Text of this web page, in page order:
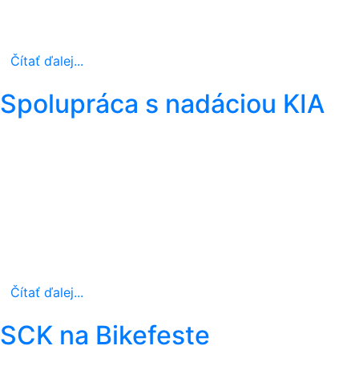
Čítať ďalej...
Spolupráca s nadáciou KIA
Čítať ďalej...
SCK na Bikefeste